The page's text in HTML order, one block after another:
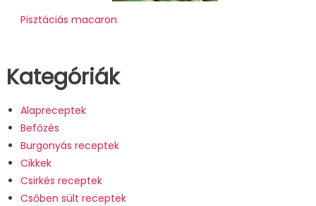
Pisztáciás macaron
Kategóriák
Alapreceptek
Befőzés
Burgonyás receptek
Cikkek
Csirkés receptek
Csőben sült receptek